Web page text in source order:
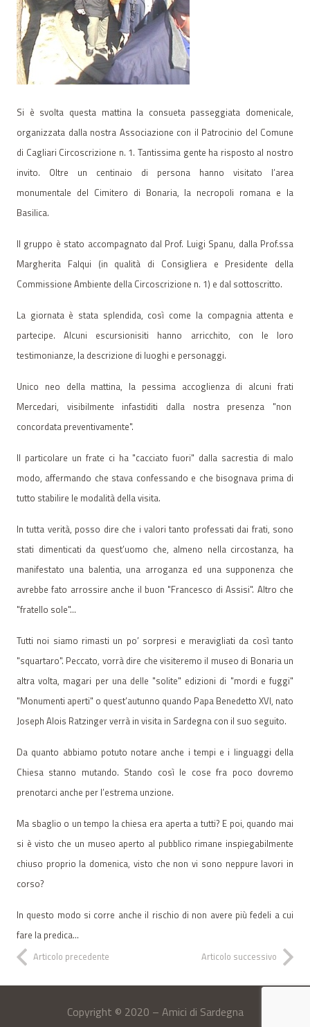
Si è svolta questa mattina la consueta passeggiata domenicale,
organizzata dalla nostra Associazione con il Patrocinio del Comune
di Cagliari Circoscrizione n. 1. Tantissima gente ha risposto al nostro
invito. Oltre un centinaio di persona hanno visitato l’area
monumentale del Cimitero di Bonaria, la necropoli romana e la
Basilica.
Il gruppo è stato accompagnato dal Prof. Luigi Spanu, dalla Prof.ssa
Margherita Falqui (in qualità di Consigliera e Presidente della
Commissione Ambiente della Circoscrizione n. 1) e dal sottoscritto.
La giornata è stata splendida, così come la compagnia attenta e
partecipe. Alcuni escursionisiti hanno arricchito, con le loro
testimonianze, la descrizione di luoghi e personaggi.
Unico neo della mattina, la pessima accoglienza di alcuni frati
Mercedari, visibilmente infastiditi dalla nostra presenza "non
concordata preventivamente".
Il particolare un frate ci ha "cacciato fuori" dalla sacrestia di malo
modo, affermando che stava confessando e che bisognava prima di
tutto stabilire le modalità della visita.
In tutta verità, posso dire che i valori tanto professati dai frati, sono
stati dimenticati da quest’uomo che, almeno nella circostanza, ha
manifestato una balentia, una arroganza ed una supponenza che
avrebbe fato arrossire anche il buon "Francesco di Assisi". Altro che
"fratello sole"…
Tutti noi siamo rimasti un po’ sorpresi e meravigliati da così tanto
"squartaro". Peccato, vorrà dire che visiteremo il museo di Bonaria un
altra volta, magari per una delle "solite" edizioni di "mordi e fuggi"
"Monumenti aperti" o quest’autunno quando Papa Benedetto XVI, nato
Joseph Alois Ratzinger verrà in visita in Sardegna con il suo seguito.
Da quanto abbiamo potuto notare anche i tempi e i linguaggi della
Chiesa stanno mutando. Stando così le cose fra poco dovremo
prenotarci anche per l’estrema unzione.
Ma sbaglio o un tempo la chiesa era aperta a tutti? E poi, quando mai
si è visto che un museo aperto al pubblico rimane inspiegabilmente
chiuso proprio la domenica, visto che non vi sono neppure lavori in
corso?
In questo modo si corre anche il rischio di non avere più fedeli a cui
fare la predica…
Articolo precedente
Articolo successivo
Copyright © 2020 – Amici di Sardegna